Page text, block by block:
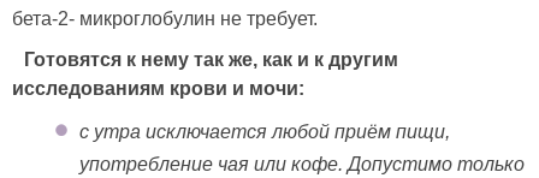
бета-2- микроглобулин не требует.
Готовятся к нему так же, как и к другим
исследованиям крови и мочи:
с утра исключается любой приём пищи,
употребление чая или кофе. Допустимо только